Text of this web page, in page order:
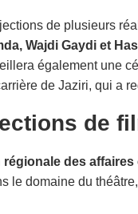
de plusieurs
Wajdi Gaydi et
également une
de Jaziri, qui a
de
régionale des
le domaine du